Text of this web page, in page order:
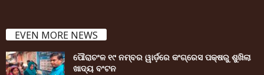
EVEN MORE NEWS
ପୌରାଚଂଳ ୧୯ ନମ୍ବର ୱାର୍ଡ଼ରେ କଂଗ୍ରେସ ପକ୍ଷରୁ ଶୁଖିଲା
ଖାଦ୍ୟ ବଂଟନ